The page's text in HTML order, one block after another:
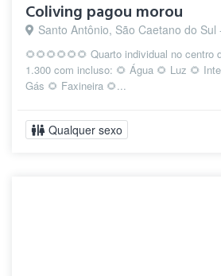
Coliving pagou morou
Santo Antônio, São Caetano do Sul
🌻🌻🌻🌻🌻🌻 Quarto individual no centro
1.300 com incluso: 🌻 Água 🌻 Luz 🌻
Gás 🌻 Faxineira 🌻...
Qualquer sexo